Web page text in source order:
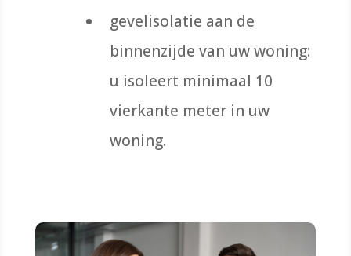
gevelisolatie aan de
binnenzijde van uw woning:
u isoleert minimaal 10
vierkante meter in uw
woning.